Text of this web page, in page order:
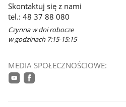
Skontaktuj się z nami
tel.: 48 37 88 080
Czynna w dni robocze
w godzinach 7:15-15:15
MEDIA SPOŁECZNOŚCIOWE: